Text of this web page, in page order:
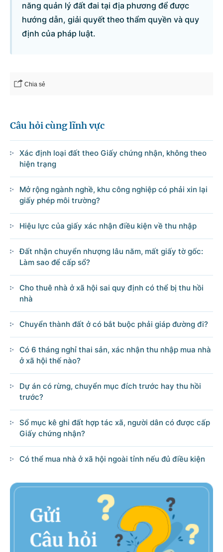
năng quản lý đất đai tại địa phương để được
hướng dẫn, giải quyết theo thẩm quyền và quy
định của pháp luật.
Chia sẻ
Câu hỏi cùng lĩnh vực
Xác định loại đất theo Giấy chứng nhận, không theo
hiện trạng
Mở rộng ngành nghề, khu công nghiệp có phải xin lại
giấy phép môi trường?
Hiệu lực của giấy xác nhận điều kiện về thu nhập
Đất nhận chuyển nhượng lâu năm, mất giấy tờ gốc:
Làm sao để cấp sổ?
Cho thuê nhà ở xã hội sai quy định có thể bị thu hồi
nhà
Chuyển thành đất ở có bắt buộc phải giáp đường đi?
Có 6 tháng nghỉ thai sản, xác nhận thu nhập mua nhà
ở xã hội thế nào?
Dự án có rừng, chuyển mục đích trước hay thu hồi
trước?
Sổ mục kê ghi đất hợp tác xã, người dân có được cấp
Giấy chứng nhận?
Có thể mua nhà ở xã hội ngoài tỉnh nếu đủ điều kiện